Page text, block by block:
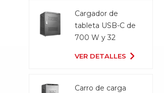
Cargador de
tableta USB-C de
700 W y 32
VER DETALLES
Carro de carga